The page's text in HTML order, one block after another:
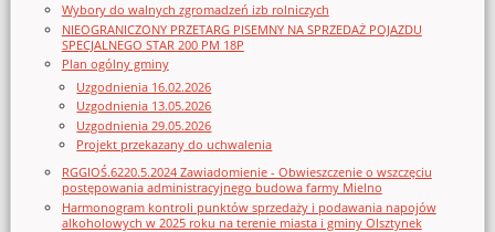
Wybory do walnych zgromadzeń izb rolniczych
NIEOGRANICZONY PRZETARG PISEMNY NA SPRZEDAŻ POJAZDU
SPECJALNEGO STAR 200 PM 18P
Plan ogólny gminy
Uzgodnienia 16.02.2026
Uzgodnienia 13.05.2026
Uzgodnienia 29.05.2026
Projekt przekazany do uchwalenia
RGGIOŚ.6220.5.2024 Zawiadomienie - Obwieszczenie o wszczęciu
postępowania administracyjnego budowa farmy Mielno
Harmonogram kontroli punktów sprzedaży i podawania napojów
alkoholowych w 2025 roku na terenie miasta i gminy Olsztynek